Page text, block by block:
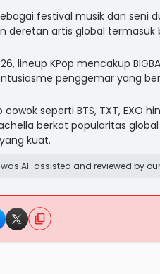
festival musik dan seni
deretan artis global termasuk
lineup KPop mencakup
penggemar yang
cowok seperti BTS, TXT, EXO
berkat popularitas
kuat.
AI-assisted and reviewed by